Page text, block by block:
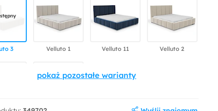
3 Velluto 1 Velluto 11 Velluto 2